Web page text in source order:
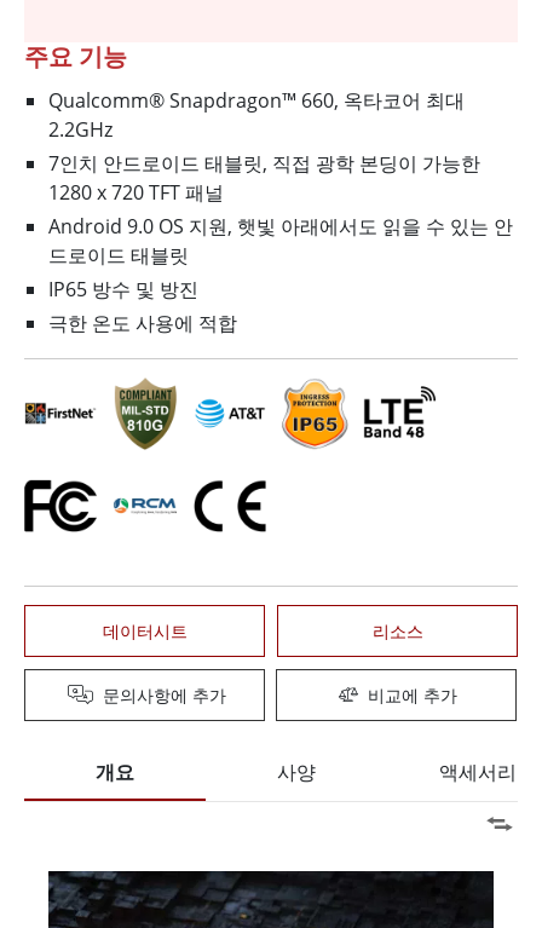
주요 기능
Qualcomm® Snapdragon™ 660, 옥타코어 최대
2.2GHz
7인치 안드로이드 태블릿, 직접 광학 본딩이 가능한
1280 x 720 TFT 패널
Android 9.0 OS 지원, 햇빛 아래에서도 읽을 수 있는 안
드로이드 태블릿
IP65 방수 및 방진
극한 온도 사용에 적합
데이터시트 리소스
문의사항에 추가 비교에 추가
개요 사양 액세서리